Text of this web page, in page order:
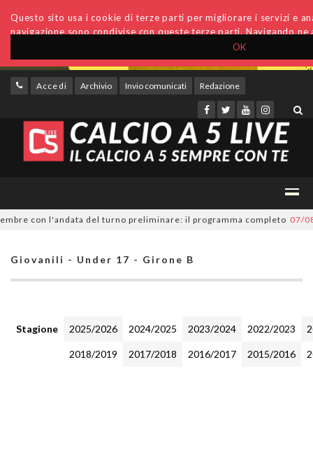
OK
Questo sito usa i cookie di terze parti per migliorare i servizi e
navigazione sono condivise con queste terze parti. Navigando
Accedi Archivio Invio comunicati Redazione
con l'andata del turno preliminare: il programma completo 07/08/
Giovanili - Under 17 - Girone B
Stagione 2025/2026 2024/2025 2023/2024 2022/2023
2018/2019 2017/2018 2016/2017 2015/2016